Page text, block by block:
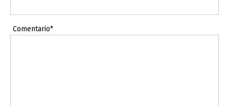
Comentario*